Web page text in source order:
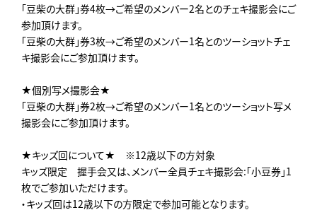
「豆柴の大群」券4枚→ご希望のメンバー2名とのチェキ撮影会にご
参加頂けます。
「豆柴の大群」券3枚→ご希望のメンバー1名とのツーショットチェ
キ撮影会にご参加頂けます。
★個別写メ撮影会★
「豆柴の大群」券2枚→ご希望のメンバー1名とのツーショット写メ
撮影会にご参加頂けます。
★キッズ回について★ ※12歳以下の方対象
キッズ限定 握手会又は、メンバー全員チェキ撮影会:「小豆券」1
枚でご参加いただけます。
・キッズ回は12歳以下の方限定で参加可能となります。